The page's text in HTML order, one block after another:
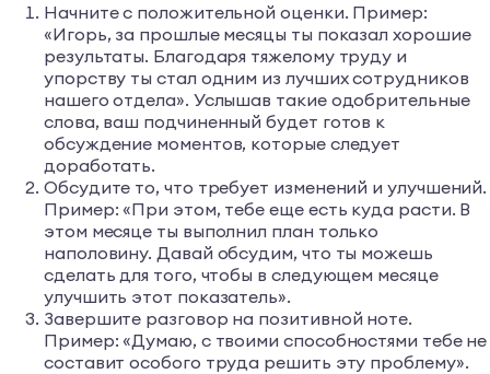
Начните с положительной оценки. Пример:
«Игорь, за прошлые месяцы ты показал хорошие
результаты. Благодаря тяжелому труду и
упорству ты стал одним из лучших сотрудников
нашего отдела». Услышав такие одобрительные
слова, ваш подчиненный будет готов к
обсуждение моментов, которые следует
доработать.
Обсудите то, что требует изменений и улучшений.
Пример: «При этом, тебе еще есть куда расти. В
этом месяце ты выполнил план только
наполовину. Давай обсудим, что ты можешь
сделать для того, чтобы в следующем месяце
улучшить этот показатель».
Завершите разговор на позитивной ноте.
Пример: «Думаю, с твоими способностями тебе не
составит особого труда решить эту проблему».